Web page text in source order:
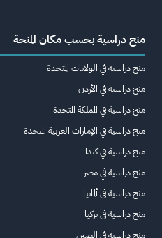
منح دراسية بحسب مكان المنحة
منح دراسية في الولايات المتحدة
منح دراسية في الأردن
منح دراسية في المملكة المتحدة
منح دراسية في الإمارات العربية المتحدة
منح دراسية في كندا
منح دراسية في مصر
منح دراسية في ألمانيا
منح دراسية في تركيا
منح دراسية في الصين